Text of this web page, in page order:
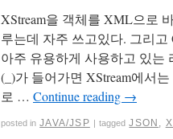
XStream을 객체를 XML으로
루는데 자주 쓰고있다. 그리
아주 유용하게 사용하고 있는
(_)가 들어가면 XStream에서
로 … Continue reading →
posted in JAVA/JSP | tagged JSON ,